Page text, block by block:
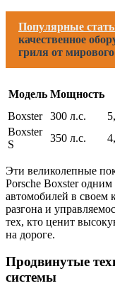
Популярные
качественное
гриля от
Модель Мощность
Boxster
300 л.с.
Boxster
S
350 л.с.
Эти великолепные
Porsche Boxster
автомобилей в своем
разгона и
тех, кто ценит
на дороге.
Продвинутые
системы